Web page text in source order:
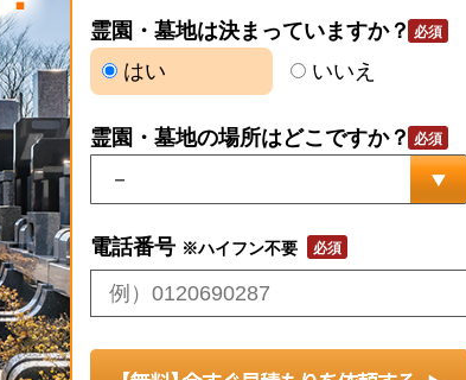
霊園・墓地は決まっていますか？
はい
いいえ
霊園・墓地の場所はどこですか？
電話番号 ※ハイフン不要